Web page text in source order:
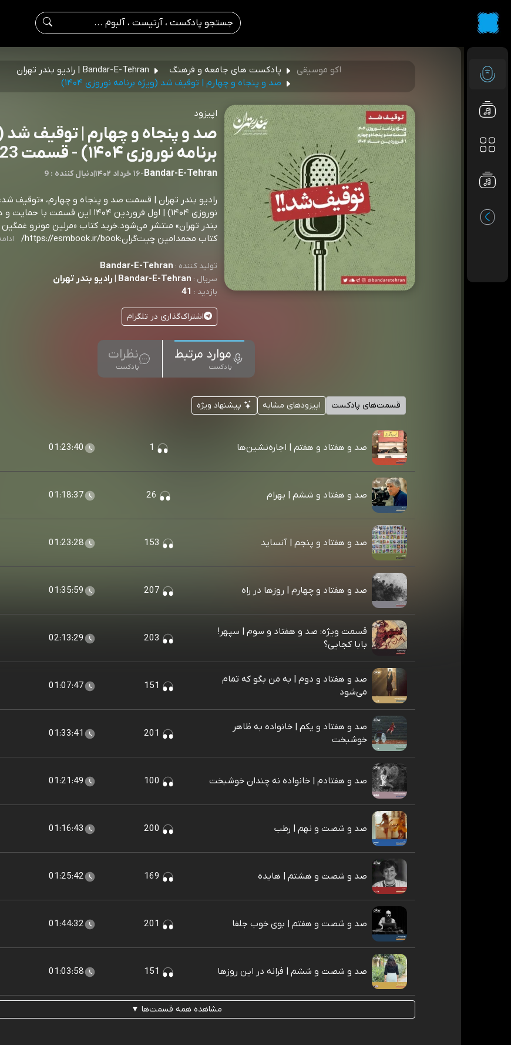
اکو موسیقی پادکست های جامعه و فرهنگ
Bandar-E-Tehran | رادیو بندر تهران
صد و پنجاه و چهارم | توقیف شد (ویژه برنامه نوروزی ۱۴۰۴)
اپیزود
صد و پنجاه و چهارم | توقیف شد
برنامه نوروزی ۱۴۰۴) - قسمت 23
Bandar-E-Tehran
-۱۶ خرداد ۱۴۰۲ |9 : دنبال کننده
رادیو بندر تهران | قسمت صد و پنجاه و چهارم، «توقیف
نوروزی ۱۴۰۴) | اول فروردین ۱۴۰۴ ‌‌‌‌‌‌‌‌‌‌‌‌‌‌‌‌‌‌‌‌‌‌‌‌‌‌‌این
بندر تهران» منتشر می‌شود.‌‌‌‌خرید کتاب «مرلین مونرو
کتاب محمدامین چیت‌گران:https://esmbook.ir/book/
تولید کننده : Bandar-E-Tehran
سریال : Bandar-E-Tehran | رادیو بندر تهران
بازدید : 41
اشتراک‌گذاری در تلگرام
موارد مرتبط
پادکست
نظرات
پادکست
قسمت‌های پادکست اپیزودهای مشابه پیشنهاد ویژه
صد و هفتاد و هفتم | اجاره‌نشین‌ها 01:23:40
صد و هفتاد و ششم | بهرام 01:18:37
صد و هفتاد و پنجم | آنساید 01:23:28
صد و هفتاد و چهارم | روزها در راه 01:35:59
قسمت ویژه: صد و هفتاد و سوم | سپهر!
بابا کجایی؟
02:13:29
صد و هفتاد و دوم | به من بگو که تمام
می‌شود
01:07:47
صد و هفتاد و یکم | خانواده به ظاهر
خوشبخت
01:33:41
صد و هفتادم | خانواده نه چندان خوشبخت 01:21:49
صد و شصت و نهم | رطب 01:16:43
صد و شصت و هشتم | هایده 01:25:42
صد و شصت و هفتم | بوی خوب جلفا 01:44:32
صد و شصت و ششم | فرانه در این روزها 01:03:58
مشاهده همه قسمت‌ها ▼